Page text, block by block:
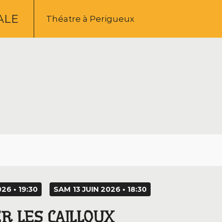
Théatre à Perigueux
• 19:30 SAM 13 JUIN 2026 • 18:30
LES CAILLOUX